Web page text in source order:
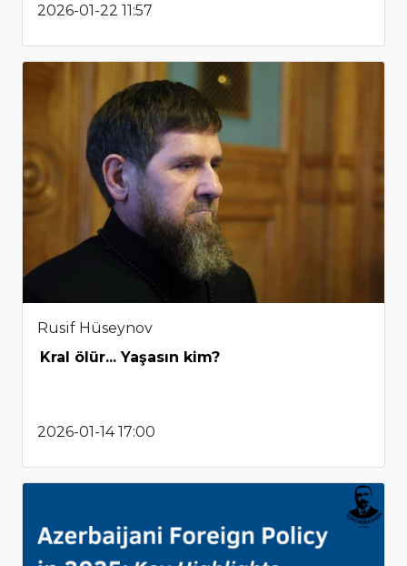
2026-01-22 11:57
Rusif Hüseynov
Kral ölür... Yaşasın kim?
2026-01-14 17:00